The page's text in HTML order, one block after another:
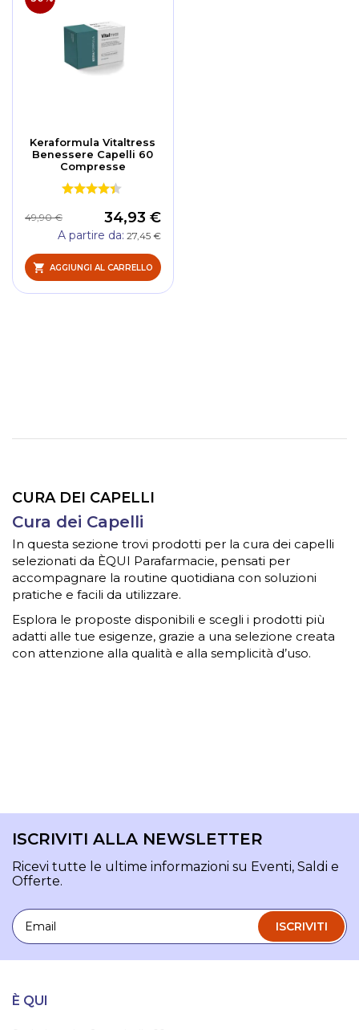
Keraformula Vitaltress
Benessere Capelli 60
Compresse
34,93 €
49,90 €
A partire da 27,45 €
AGGIUNGI AL CARRELLO
CURA DEI CAPELLI
Cura dei Capelli
In questa sezione trovi prodotti per la cura dei capelli
selezionati da ÈQUI Parafarmacie, pensati per
accompagnare la routine quotidiana con soluzioni
pratiche e facili da utilizzare.
Esplora le proposte disponibili e scegli i prodotti più
adatti alle tue esigenze, grazie a una selezione creata
con attenzione alla qualità e alla semplicità d’uso.
ISCRIVITI ALLA NEWSLETTER
Ricevi tutte le ultime informazioni su Eventi, Saldi e
Offerte.
Email
ISCRIVITI
È QUI